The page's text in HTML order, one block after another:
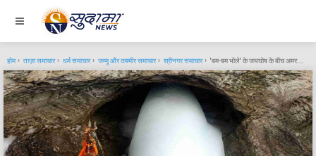
होम ताज़ा समाचार धर्म समाचार जम्मू और कश्मीर समाचार श्रीनगर समाचार 'बम-बम भोले' के जयघोष के बीच अमरनाथ यात्रा का शुभारंभ, पहले दो जत्थे रवाना